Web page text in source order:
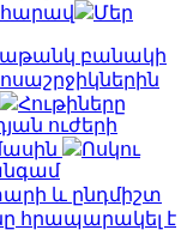
հարավ
Մեր
բանակի
Հութիները
ուժերի
Ոսկու
և ընդմիշտ
հրապարակել է